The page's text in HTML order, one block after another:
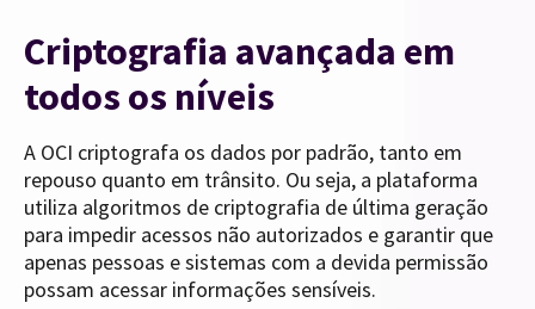
Criptografia avançada em
todos os níveis
A OCI criptografa os dados por padrão, tanto em
repouso quanto em trânsito. Ou seja, a plataforma
utiliza algoritmos de criptografia de última geração
para impedir acessos não autorizados e garantir que
apenas pessoas e sistemas com a devida permissão
possam acessar informações sensíveis.